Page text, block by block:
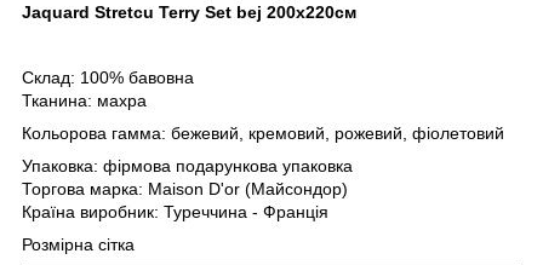
Jaquard Stretcu Terry Set bej 200x220см
Склад: 100% бавовна
Тканина: махра
Кольорова гамма: бежевий, кремовий, рожевий, фіолетовий
Упаковка: фірмова подарункова упаковка
Торгова марка: Maison D'or (Майсондор)
Країна виробник: Туреччина - Франція
Розмірна сітка